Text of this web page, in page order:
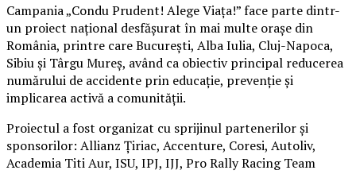
Campania „Condu Prudent! Alege Viața!” face parte dintr-
un proiect național desfășurat în mai multe orașe din
România, printre care București, Alba Iulia, Cluj-Napoca,
Sibiu și Târgu Mureș, având ca obiectiv principal reducerea
numărului de accidente prin educație, prevenție și
implicarea activă a comunității.
Proiectul a fost organizat cu sprijinul partenerilor și
sponsorilor: Allianz Țiriac, Accenture, Coresi, Autoliv,
Academia Titi Aur, ISU, IPJ, IJJ, Pro Rally Racing Team